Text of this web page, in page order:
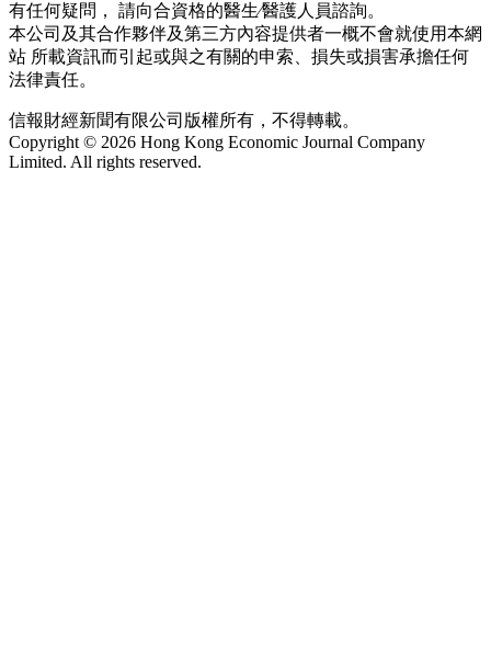
有任何疑問， 請向合資格的醫生∕醫護人員諮詢。
本公司及其合作夥伴及第三方內容提供者一概不會就使用本網
站 所載資訊而引起或與之有關的申索、損失或損害承擔任何
法律責任。
信報財經新聞有限公司版權所有，不得轉載。
Copyright © 2026 Hong Kong Economic Journal Company
Limited. All rights reserved.